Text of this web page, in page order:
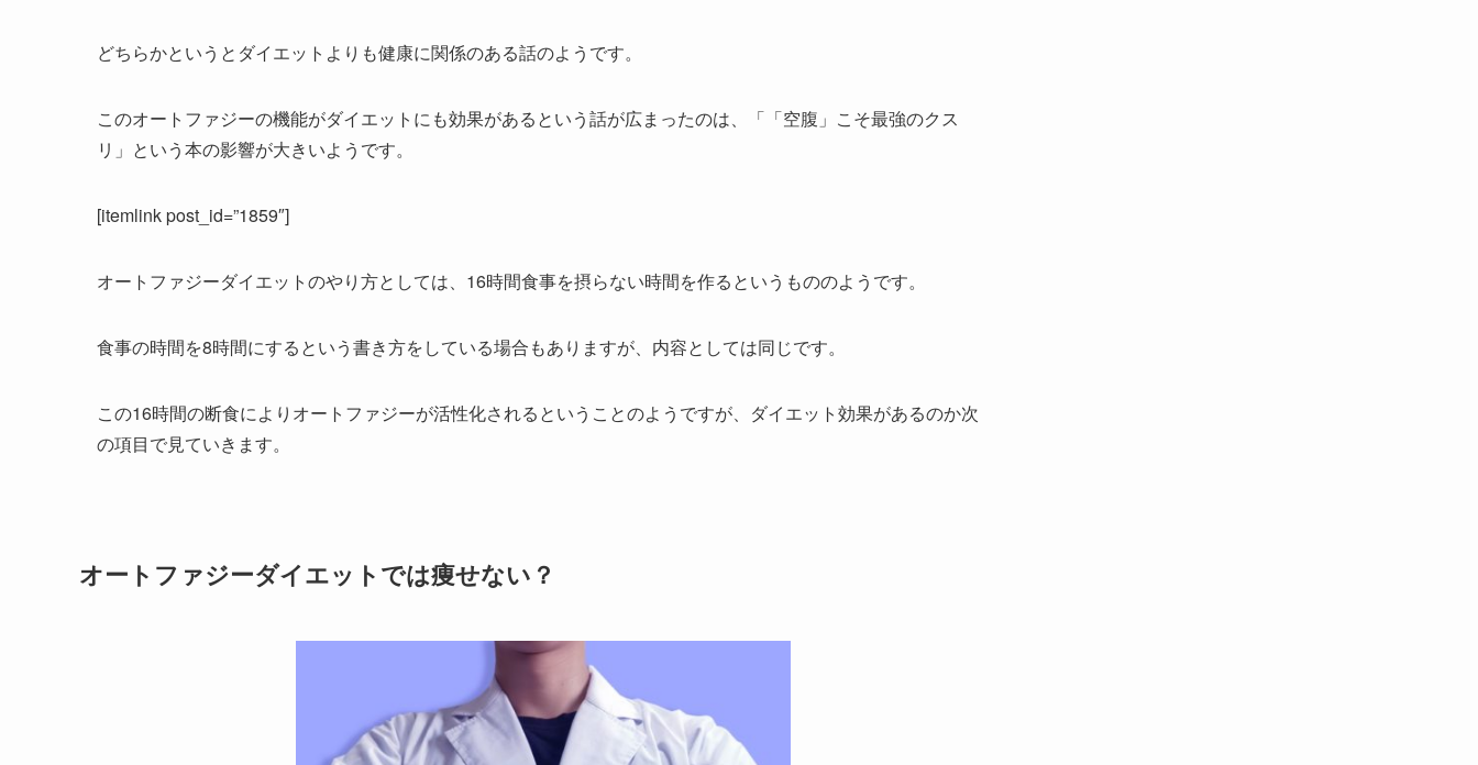
どちらかというとダイエットよりも健康に関係のある話のようです。
このオートファジーの機能がダイエットにも効果があるという話が広まったのは、「「空腹」こそ最強のクス
リ」という本の影響が大きいようです。
[itemlink post_id=”1859″]
オートファジーダイエットのやり方としては、16時間食事を摂らない時間を作るというもののようです。
食事の時間を8時間にするという書き方をしている場合もありますが、内容としては同じです。
この16時間の断食によりオートファジーが活性化されるということのようですが、ダイエット効果があるのか次
の項目で見ていきます。
オートファジーダイエットでは痩せない？